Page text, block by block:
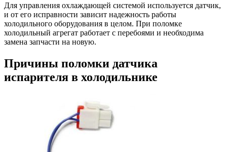
Для управления охлаждающей системой используется датчик,
и от его исправности зависит надежность работы
холодильного оборудования в целом. При поломке
холодильный агрегат работает с перебоями и необходима
замена запчасти на новую.
Причины поломки датчика
испарителя в холодильнике